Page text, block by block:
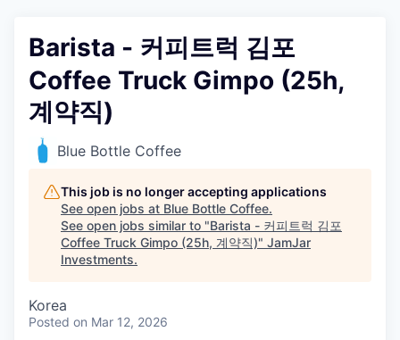
Jobs
Barista - 커피트럭 김포
Coffee Truck Gimpo (25h,
계약직)
Blue Bottle Coffee
This job is no longer accepting applications
See open jobs at Blue Bottle Coffee.
See open jobs similar to "Barista - 커피트럭 김포
Coffee Truck Gimpo (25h, 계약직)" JamJar
Investments.
Korea
Posted on Mar 12, 2026